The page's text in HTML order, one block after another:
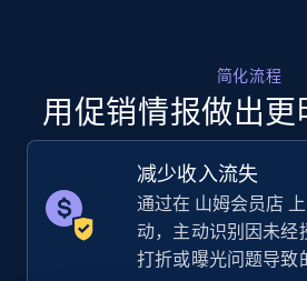
URL, Final price, Sku, Currency,
Specifications, Image urls, Top
5.6K+ 875+
简化流程
用促销情报做出更
减少收入流失
通过在 山姆会员店
动，主动识别因未经
打折或曝光问题导致